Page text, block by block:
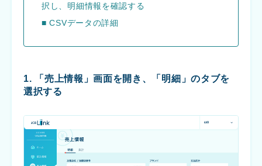
択し、明細情報を確認する
■ CSVデータの詳細
1. 「売上情報」画面を開き、「明細」のタブを
選択する